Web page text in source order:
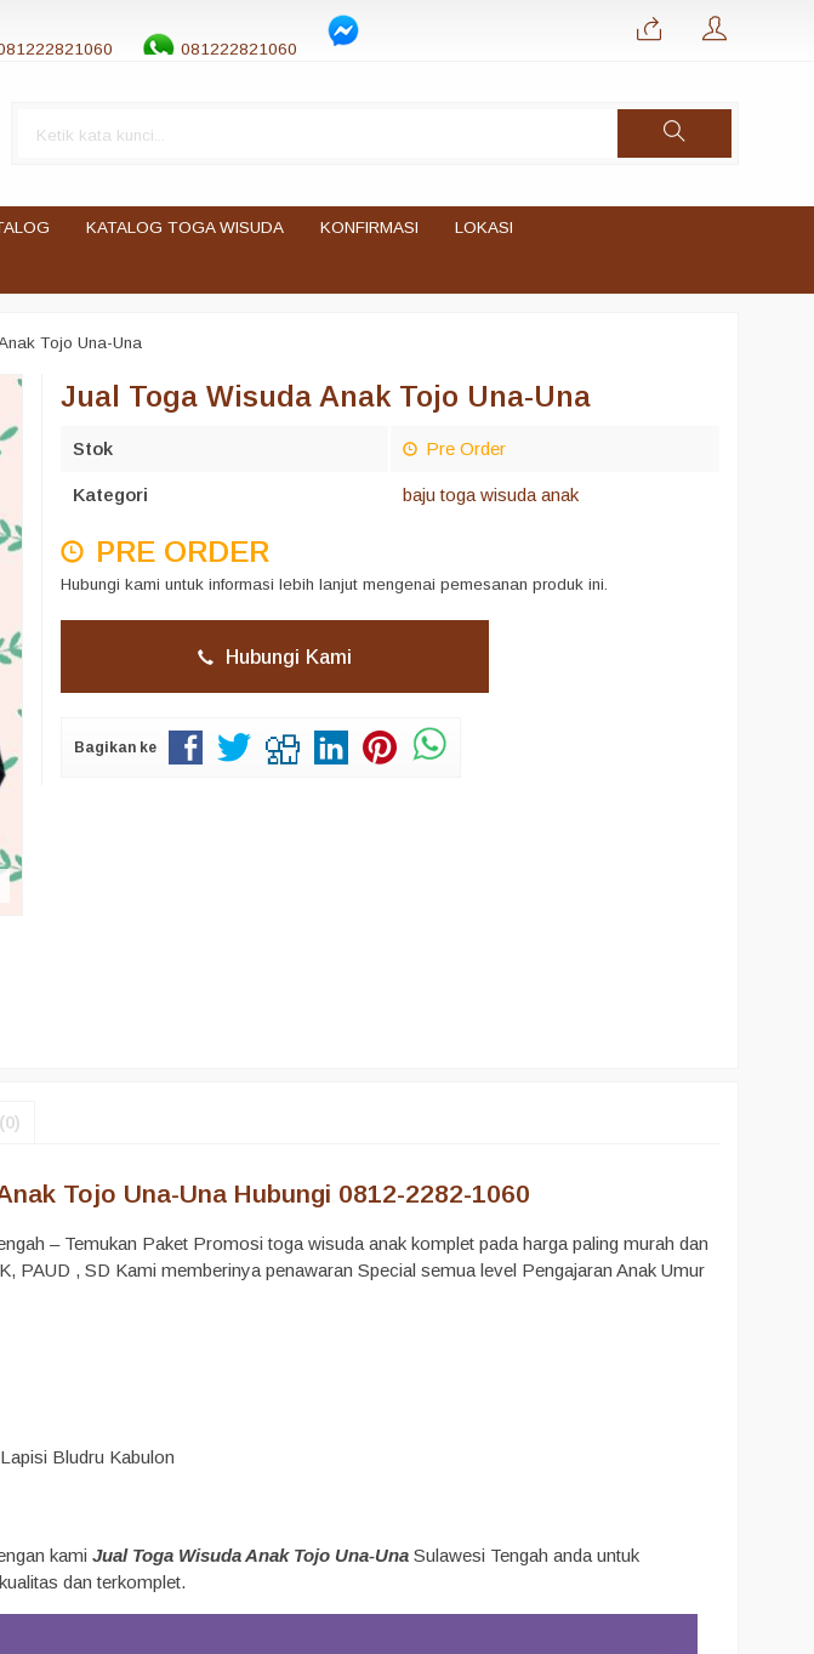
081222821060
KATALOG TOGA WISUDA KONFIRMASI LOKASI
Tojo Una-Una
Jual Toga Wisuda Anak Tojo Una-Una
Stok Pre Order
Kategori baju toga wisuda anak
PRE ORDER
Hubungi kami untuk informasi lebih lanjut mengenai pemesanan produk ini.
Hubungi Kami
Bagikan ke
Tojo Una-Una Hubungi 0812-2282-1060
– Temukan Paket Promosi toga wisuda anak komplet pada harga paling murah dan
PAUD , SD Kami memberinya penawaran Special semua level Pengajaran Anak Umur
Bludru Kabulon
kamiJual Toga Wisuda Anak Tojo Una-Una Sulawesi Tengah anda untuk
dan terkomplet.